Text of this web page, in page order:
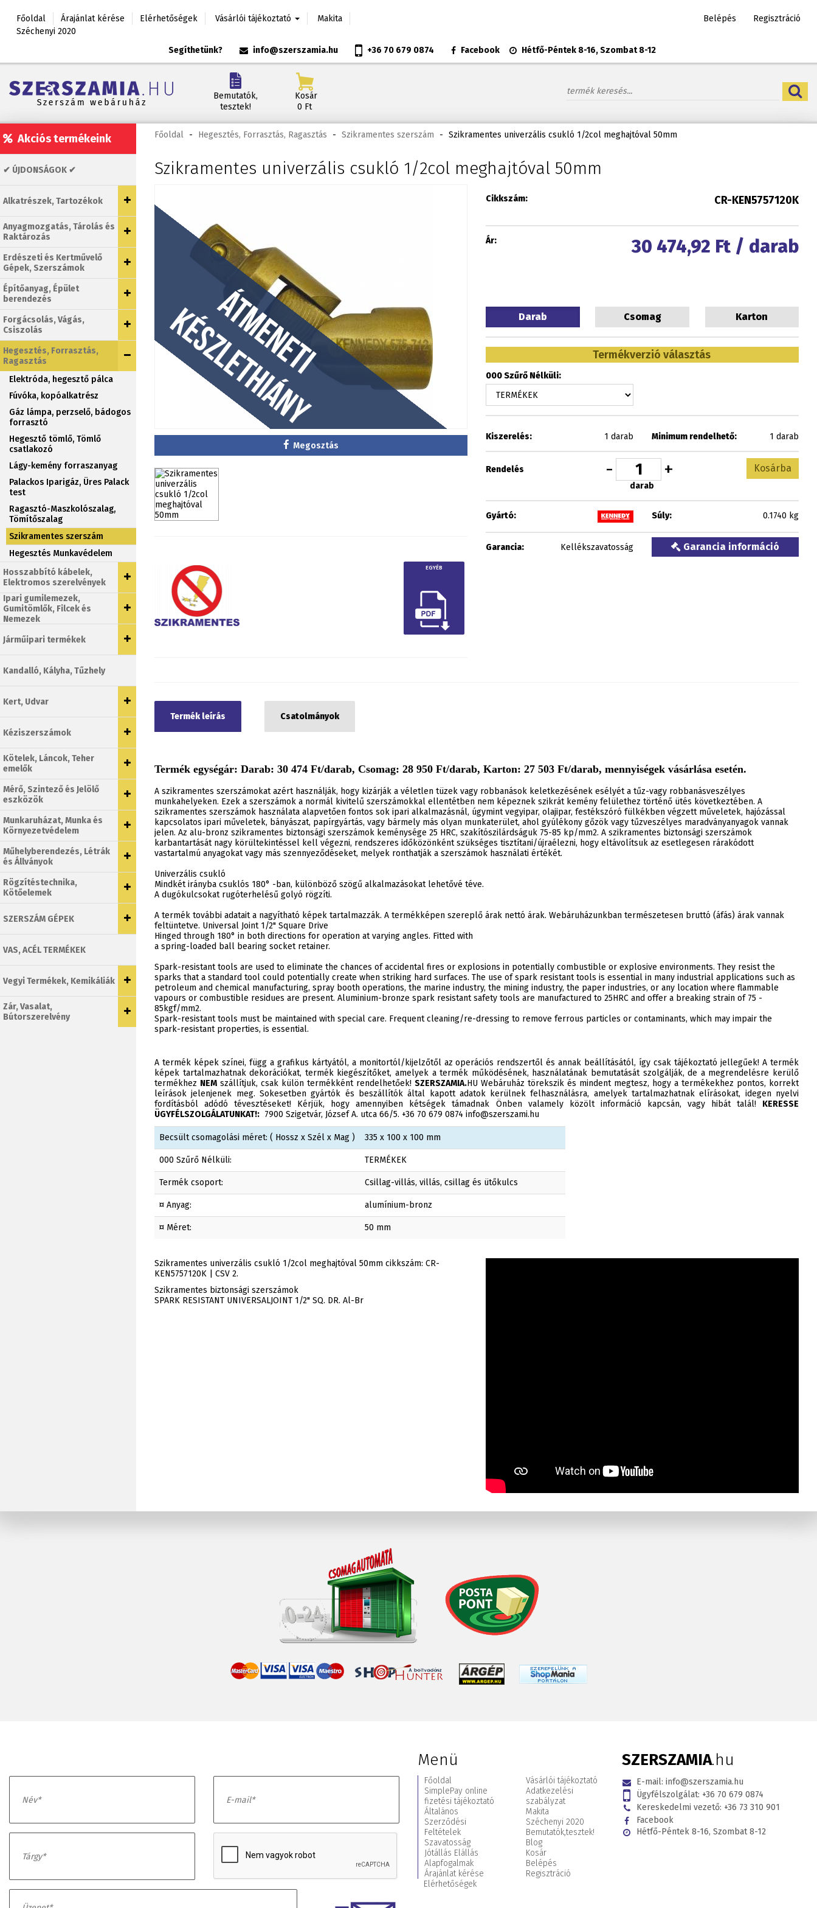
Főoldal Árajánlat kérése Elérhetőségek Vásárlói tájékoztató
Makita
Széchenyi 2020
Belépés Regisztráció
Segíthetünk? info@szerszamia.hu +36 70 679 0874 Facebook Hétfő-Péntek 8-16, Szombat 8-12
Bemutatók,
tesztek!
Kosár
0 Ft
Akciós termékeink
✔ ÚJDONSÁGOK ✔
Alkatrészek, Tartozékok
Anyagmozgatás, Tárolás és
Raktározás
Erdészeti és Kertművelő
Gépek, Szerszámok
Építőanyag, Épület
berendezés
Forgácsolás, Vágás,
Csiszolás
Hegesztés, Forrasztás,
Ragasztás
Elektróda, hegesztő pálca
Fúvóka, kopóalkatrész
Gáz lámpa, perzselő, bádogos
forrasztó
Hegesztő tömlő, Tömlő
csatlakozó
Lágy-kemény forraszanyag
Palackos Iparigáz, Üres Palack
test
Ragasztó-Maszkolószalag,
Tömítőszalag
Szikramentes szerszám
Hegesztés Munkavédelem
Hosszabbító kábelek,
Elektromos szerelvények
Ipari gumilemezek,
Gumitömlők, Filcek és
Nemezek
Járműipari termékek
Kandalló, Kályha, Tűzhely
Kert, Udvar
Kéziszerszámok
Kötelek, Láncok, Teher
emelők
Mérő, Szintező és Jelölő
eszközök
Munkaruházat, Munka és
Környezetvédelem
Műhelyberendezés, Létrák
és Állványok
Rögzítéstechnika,
Kötőelemek
SZERSZÁM GÉPEK
VAS, ACÉL TERMÉKEK
Vegyi Termékek, Kemikáliák
Zár, Vasalat,
Bútorszerelvény
Főoldal - Hegesztés, Forrasztás, Ragasztás - Szikramentes szerszám - Szikramentes univerzális csukló 1/2col meghajtóval 50mm
Szikramentes univerzális csukló 1/2col meghajtóval 50mm
Megosztás
EGYÉB
Cikkszám: CR-KEN5757120K
Ár: 30 474,92 Ft / darab
Darab Csomag Karton
Termékverzió választás
000 Szűrő Nélküli:
Kiszerelés: 1 darab Minimum rendelhető: 1 darab
Rendelés - +
darab
Kosárba
Gyártó: Súly: 0.1740 kg
Garancia: Kellékszavatosság Garancia információ
Termék leírás Csatolmányok
Termék egységár: Darab: 30 474 Ft/darab, Csomag: 28 950 Ft/darab, Karton: 27 503 Ft/darab, mennyiségek vásárlása esetén.
A szikramentes szerszámokat azért használják, hogy kizárják a véletlen tüzek vagy robbanások keletkezésének esélyét a tűz-vagy robbanásveszélyes
munkahelyeken. Ezek a szerszámok a normál kivitelű szerszámokkal ellentétben nem képeznek szikrát kemény felülethez történő ütés következtében. A
szikramentes szerszámok használata alapvetően fontos sok ipari alkalmazásnál, úgymint vegyipar, olajipar, festékszóró fülkékben végzett műveletek, hajózással
kapcsolatos ipari műveletek, bányászat, papírgyártás, vagy bármely más olyan munkaterület, ahol gyúlékony gőzök vagy tűzveszélyes maradványanyagok vannak
jelen. Az alu-bronz szikramentes biztonsági szerszámok keménysége 25 HRC, szakítószilárdságuk 75-85 kp/mm2. A szikramentes biztonsági szerszámok
karbantartását nagy körültekintéssel kell végezni, rendszeres időközönként szükséges tisztítani/újraélezni, hogy eltávolítsuk az esetlegesen rárakódott
vastartalmú anyagokat vagy más szennyeződéseket, melyek ronthatják a szerszámok használati értékét.
Univerzális csukló
Mindkét irányba csuklós 180° -ban, különböző szögű alkalmazásokat lehetővé téve.
A dugókulcsokat rugóterhelésű golyó rögzíti.
A termék további adatait a nagyítható képek tartalmazzák. A termékképen szereplő árak nettó árak. Webáruházunkban természetesen bruttó (áfás) árak vannak
feltüntetve. Universal Joint 1/2" Square Drive
Hinged through 180° in both directions for operation at varying angles. Fitted with
a spring-loaded ball bearing socket retainer.
Spark-resistant tools are used to eliminate the chances of accidental fires or explosions in potentially combustible or explosive environments. They resist the
sparks that a standard tool could potentially create when striking hard surfaces. The use of spark resistant tools is essential in many industrial applications such as
petroleum and chemical manufacturing, spray booth operations, the marine industry, the mining industry, the paper industries, or any location where flammable
vapours or combustible residues are present. Aluminium-bronze spark resistant safety tools are manufactured to 25HRC and offer a breaking strain of 75 -
85kgf/mm2.
Spark-resistant tools must be maintained with special care. Frequent cleaning/re-dressing to remove ferrous particles or contaminants, which may impair the
spark-resistant properties, is essential.
A termék képek színei, függ a grafikus kártyától, a monitortól/kijelzőtől az operációs rendszertől és annak beállításától, így csak tájékoztató jellegűek! A termék
képek tartalmazhatnak dekorációkat, termék kiegészítőket, amelyek a termék működésének, használatának bemutatását szolgálják, de a megrendelésre kerülő
termékhez NEM szállítjuk, csak külön termékként rendelhetőek! SZERSZAMIA.HU Webáruház törekszik és mindent megtesz, hogy a termékekhez pontos, korrekt
leírások jelenjenek meg. Sokesetben gyártók és beszállítók által kapott adatok kerülnek felhasználásra, amelyek tartalmazhatnak elírásokat, idegen nyelvi
fordításból adódó tévesztéseket! Kérjük, hogy amennyiben kétségek támadnak Önben valamely közölt információ kapcsán, vagy hibát talál! KERESSE
ÜGYFÉLSZOLGÁLATUNKAT!: 7900 Szigetvár, József A. utca 66/5. +36 70 679 0874 info@szerszami.hu
Becsült csomagolási méret: ( Hossz x Szél x Mag ) 335 x 100 x 100 mm
000 Szűrő Nélküli: TERMÉKEK
Termék csoport: Csillag-villás, villás, csillag és ütőkulcs
¤ Anyag: alumínium-bronz
¤ Méret: 50 mm
Szikramentes univerzális csukló 1/2col meghajtóval 50mm cikkszám: CR-
KEN5757120K | CSV 2.
Szikramentes biztonsági szerszámok
SPARK RESISTANT UNIVERSALJOINT 1/2" SQ. DR. Al-Br
Menü
Főoldal
SimplePay online
fizetési tájékoztató
Általános
Szerződési
Feltételek
Szavatosság
Jótállás Elállás
Alapfogalmak
Árajánlat kérése
Elérhetőségek
Vásárlói tájékoztató
Adatkezelési
szabályzat
Makita
Széchenyi 2020
Bemutatók,tesztek!
Blog
Kosár
Belépés
Regisztráció
SZERSZAMIA.hu
E-mail: info@szerszamia.hu
Ügyfélszolgálat: +36 70 679 0874
Kereskedelmi vezető: +36 73 310 901
Facebook
Hétfő-Péntek 8-16, Szombat 8-12